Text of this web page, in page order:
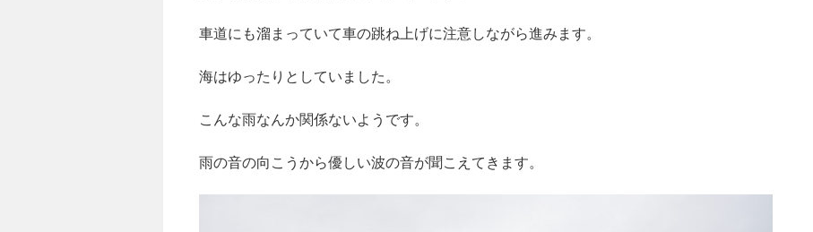
車道にも溜まっていて車の跳ね上げに注意しながら進みます。
海はゆったりとしていました。
こんな雨なんか関係ないようです。
雨の音の向こうから優しい波の音が聞こえてきます。